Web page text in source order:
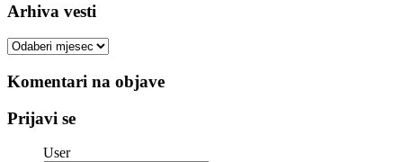
Arhiva vesti
Arhiva
Komentari na objave
Prijavi se
User